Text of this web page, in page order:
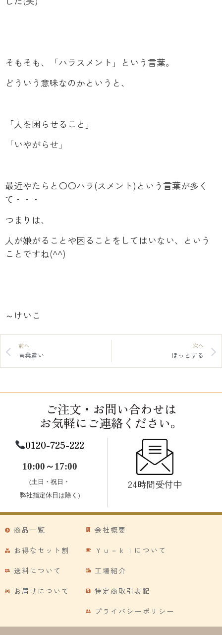
そもそも、「ハラスメント」という言葉。
どういう意味なのかというと、
「人を困らせること」
「いやがらせ」
最近やたらと〇〇ハラ(スメント)という言葉が多く
て・・・
つまりは、
人が嫌がることや困ることをしてはいない、という
ことですね(^^)
～けいこ
前へ
言葉遣い
次へ
ほっとする
ご注文・お問い合わせは
お気軽にご連絡ください。
0120-725-222
10:00～17:00
(土日・祝日・
弊社指定休日は除く)
24時間受付中
商品一覧
お得なセット割
送料について
お届けについて
会社概要
Ｙｕ－ｋｉについて
工場紹介
特定商取引表記
プライバシーポリシー